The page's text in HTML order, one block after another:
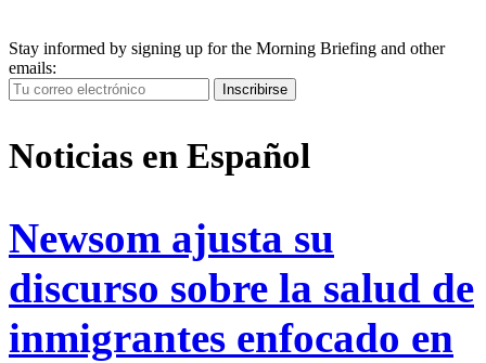
Stay informed by signing up for the Morning Briefing and other
emails:
Your
Email
Inscribirse
Noticias en Español
Newsom ajusta su
discurso sobre la salud de
inmigrantes enfocado en